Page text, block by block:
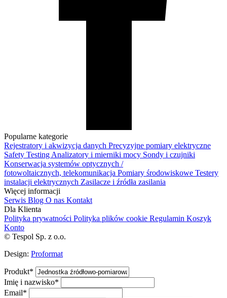
Popularne kategorie
Rejestratory i akwizycja danych Precyzyjne pomiary elektryczne
Safety TestingAnalizatory i mierniki mocy Sondy i czujniki
Konserwacja systemów optycznych /
fotowoltaicznych, telekomunikacja Pomiary środowiskowe Testery
instalacji elektrycznych Zasilacze i źródła zasilania
Więcej informacji
Serwis Blog O nas Kontakt
Dla Klienta
Polityka prywatności Polityka plików cookie Regulamin Koszyk
Konto
© Tespol Sp. z o.o.
Design: Proformat
Produkt*
Imię i nazwisko*
Email*